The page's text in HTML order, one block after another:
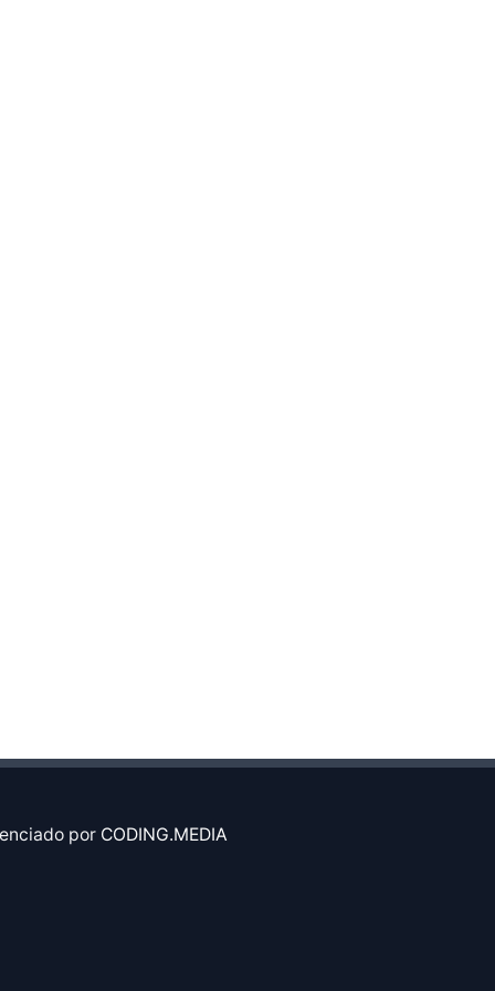
por CODING.MEDIA